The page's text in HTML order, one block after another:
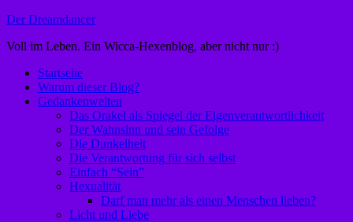
Zum
springen
Der Dreamdancer
Voll im Leben. Ein Wicca-Hexenblog, aber nicht nur :)
Startseite
Warum dieser Blog?
Gedankenwelten
Das Orakel als Spiegel der Eigenverantwortlichkeit
Der Wahnsinn und sein Gefolge
Die Dunkelheit
Die Verantwortung für sich selbst
Einfach “Sein”
Hexualität
Darf man mehr als einen Menschen lieben?
Licht und Liebe